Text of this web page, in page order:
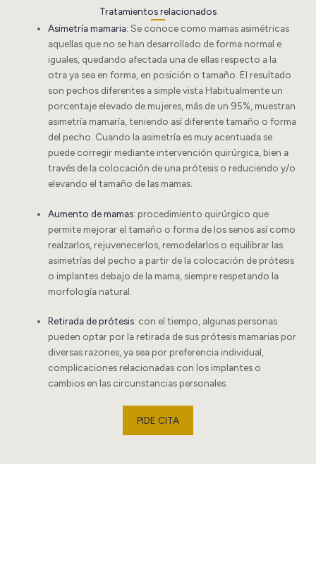
Tratamientos relacionados
Asimetría mamaria: Se conoce como mamas asimétricas
aquellas que no se han desarrollado de forma normal e
iguales, quedando afectada una de ellas respecto a la
otra ya sea en forma, en posición o tamaño. El resultado
son pechos diferentes a simple vista Habitualmente un
porcentaje elevado de mujeres, más de un 95%, muestran
asimetría mamaría, teniendo así diferente tamaño o forma
del pecho. Cuando la asimetría es muy acentuada se
puede corregir mediante intervención quirúrgica, bien a
través de la colocación de una prótesis o reduciendo y/o
elevando el tamaño de las mamas.
Aumento de mamas: procedimiento quirúrgico que
permite mejorar el tamaño o forma de los senos así como
realzarlos, rejuvenecerlos, remodelarlos o equilibrar las
asimetrías del pecho a partir de la colocación de prótesis
o implantes debajo de la mama, siempre respetando la
morfología natural.
Retirada de prótesis: con el tiempo, algunas personas
pueden optar por la retirada de sus prótesis mamarias por
diversas razones, ya sea por preferencia individual,
complicaciones relacionadas con los implantes o
cambios en las circunstancias personales.
PIDE CITA